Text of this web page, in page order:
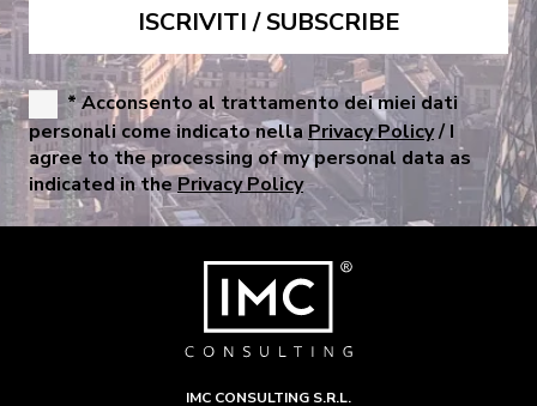
* Acconsento al trattamento dei miei dati
personali come indicato nella Privacy Policy/ I
agree to the processing of my personal data as
indicated in thePrivacy Policy
IMC CONSULTING S.R.L.